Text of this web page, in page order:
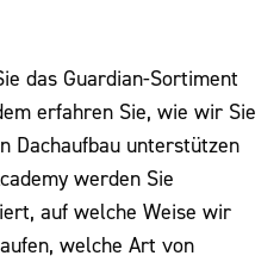
das Guardian-Sortiment
erfahren Sie, wie wir Sie
Dachaufbau unterstützen
werden Sie
auf welche Weise wir
welche Art von